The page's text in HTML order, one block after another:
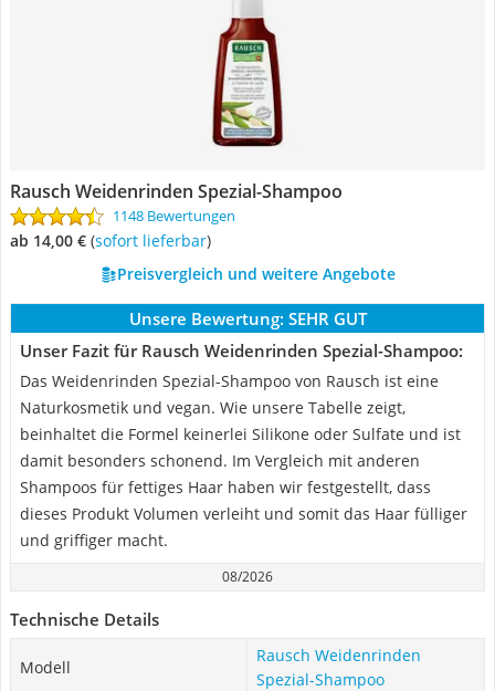
Rausch Weidenrinden Spezial-Shampoo
1148 Bewertungen
ab 14,00 € ( Sofort lieferbar)
Preisvergleich und weitere Angebote
Unsere Bewertung: SEHR GUT
Unser Fazit für Rausch Weidenrinden Spezial-Shampoo:
Das Weidenrinden Spezial-Shampoo von Rausch ist eine
Naturkosmetik und vegan. Wie unsere Tabelle zeigt,
beinhaltet die Formel keinerlei Silikone oder Sulfate und ist
damit besonders schonend. Im Vergleich mit anderen
Shampoos für fettiges Haar haben wir festgestellt, dass
dieses Produkt Volumen verleiht und somit das Haar fülliger
und griffiger macht.
08/2026
Technische Details
Modell
Rausch Weidenrinden
Spezial-Shampoo